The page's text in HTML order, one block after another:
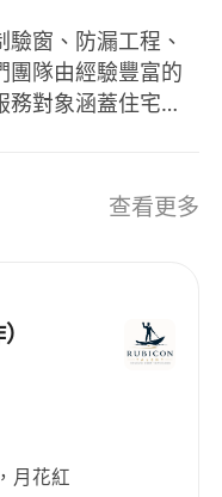
窗、防漏工程、
團隊由經驗豐富的
對象涵蓋住宅單
查看更多
月花紅